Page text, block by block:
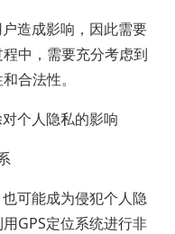
造成影响，因此需要
中，需要充分考虑到
合法性。
个人隐私的影响
可能成为侵犯个人隐
GPS定位系统进行非